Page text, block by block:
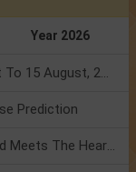
Year 2026
Numerology Weekly Horoscope: 9 August To 15 August, 2026
Prediction
Mercury Transit In Cancer: When The Mind Meets The Heart!